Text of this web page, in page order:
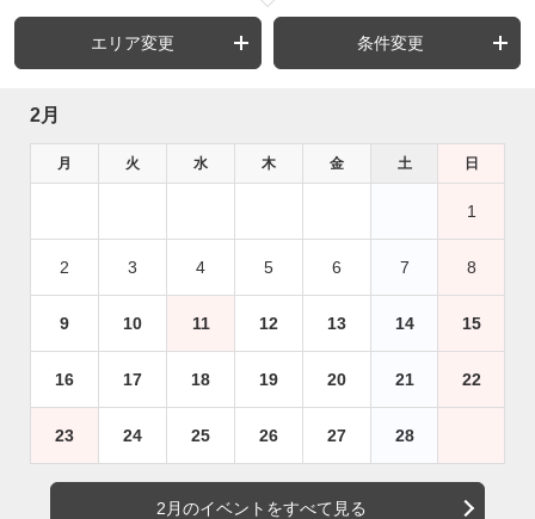
エリア変更 条件変更
2月
月 火 水 木 金 土 日
1
2 3 4 5 6 7 8
9 10 11 12 13 14 15
16 17 18 19 20 21 22
23 24 25 26 27 28
2月のイベントをすべて見る